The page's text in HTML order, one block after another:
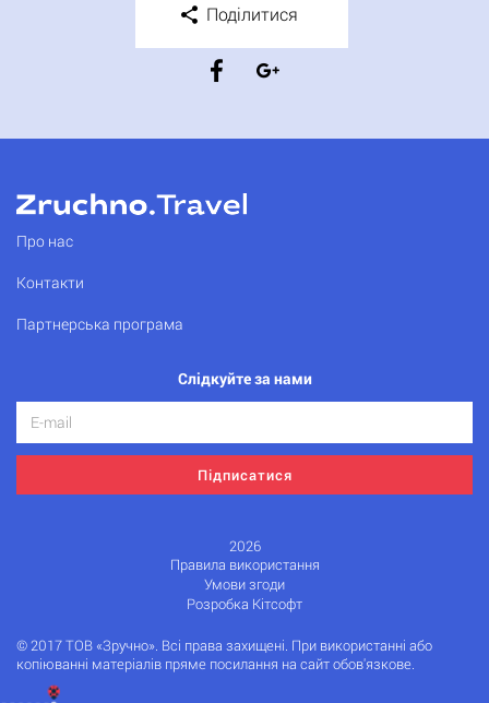
Поділитися
Про нас
Контакти
Партнерська програма
Слідкуйте за нами
Підписатися
2026
Правила використання
Умови згоди
Розробка Кітсофт
© 2017 ТОВ «Зручно». Всі права захищені. При використанні або
копіюванні матеріалів пряме посилання на сайт обов'язкове.